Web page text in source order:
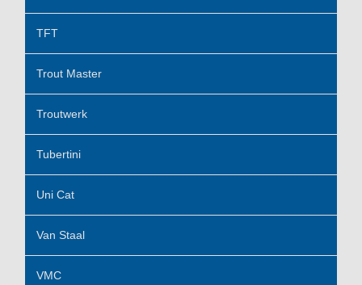
TFT
Trout Master
Troutwerk
Tubertini
Uni Cat
Van Staal
VMC